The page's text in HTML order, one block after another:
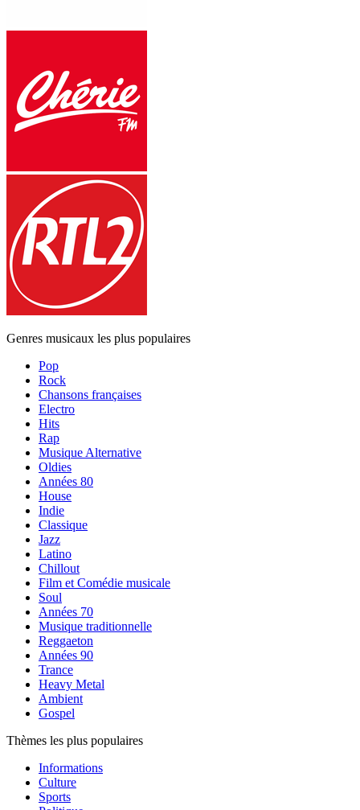
Genres musicaux les plus populaires
Pop
Rock
Chansons françaises
Electro
Hits
Rap
Musique Alternative
Oldies
Années 80
House
Indie
Classique
Jazz
Latino
Chillout
Film et Comédie musicale
Soul
Années 70
Musique traditionnelle
Reggaeton
Années 90
Trance
Heavy Metal
Ambient
Gospel
Thèmes les plus populaires
Informations
Culture
Sports